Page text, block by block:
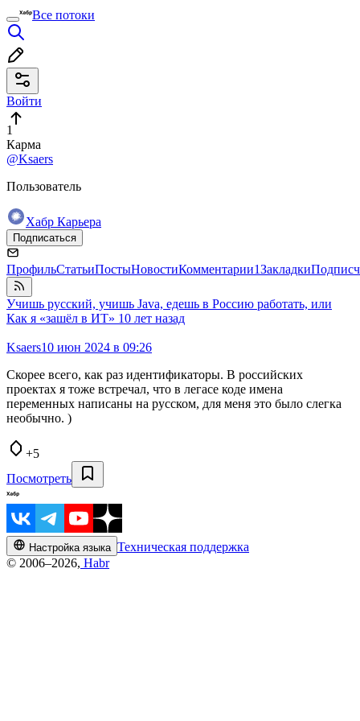
Все потоки
Войти
1
Карма
@Ksaers
Пользователь
Хабр Карьера
Подписаться
ПрофильСтатьиПостыНовостиКомментарии1Закладки
Учишь русский, учишь Java, едешь в Россию работать, или
Как я «зашёл в ИТ» 10 лет назад
Ksaers10 июн 2024 в 09:26
Скорее всего, как раз идентификаторы. В российских
проектах я тоже встречал, что в легасе коде имена
переменных написаны на русском, для меня это было слегка
необычно. )
+5
Посмотреть
Настройка языка Техническая поддержка
© 2006–2026, Habr